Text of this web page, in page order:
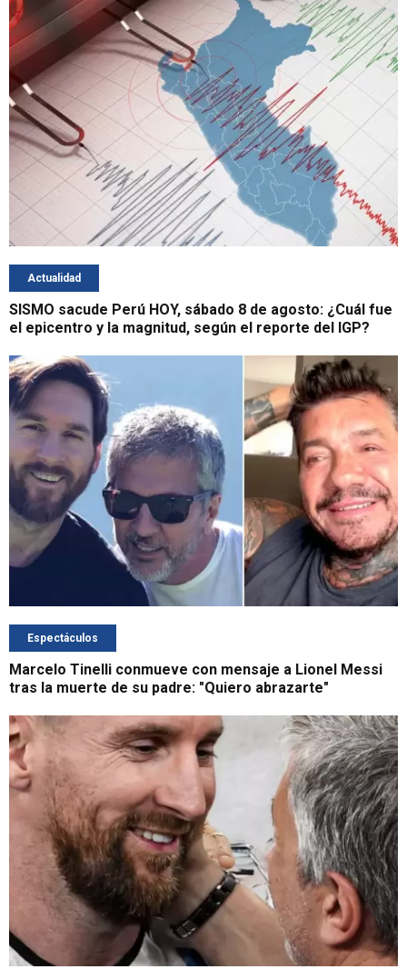
Actualidad
SISMO sacude Perú HOY, sábado 8 de agosto: ¿Cuál fue
el epicentro y la magnitud, según el reporte del IGP?
Espectáculos
Marcelo Tinelli conmueve con mensaje a Lionel Messi
tras la muerte de su padre: "Quiero abrazarte"